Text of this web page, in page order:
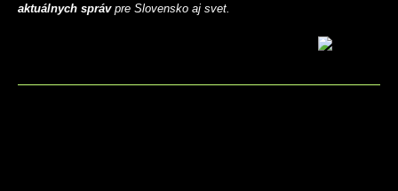
aktuálnych správpre Slovensko aj svet.